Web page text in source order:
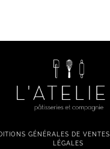
GÉNÉRALES DE VENTES
LÉGALES